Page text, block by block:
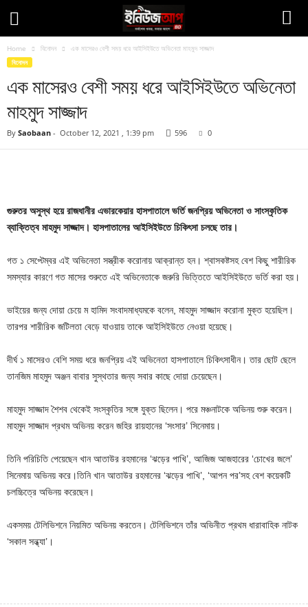
Home বিনোদন এক মাসেরও বেশী সময় ধরে আইসিইউতে অভিনেতা মাহমুদ সাজ্জাদ
বিনোদন
এক মাসেরও বেশী সময় ধরে আইসিইউতে অভিনেতা
মাহমুদ সাজ্জাদ
By Saobaan - October 12, 2021 , 1:39 pm 596 0
গুরুতর অসুস্থ হয়ে রাজধানীর এভারকেয়ার হাসপাতালে ভর্তি জনপ্রিয় অভিনেতা ও সাংস্কৃতিক
ব্যাক্তিত্ব মাহমুদ সাজ্জাদ। হাসপাতালের আইসিইউতে চিকিৎসা চলছে তার।
গত ১ সেপ্টেম্বর এই অভিনেতা সস্ত্রীক করোনায় আক্রান্ত হন। শ্বাসকষ্টসহ বেশ কিছু শারীরিক
সমস্যার কারণে গত মাসের শুরুতে এই অভিনেতাকে জরুরি ভিত্তিতে আইসিইউতে ভর্তি করা হয়।
ভাইয়ের জন্য দোয়া চেয়ে ম হামিদ সংবাদমাধ্যমকে বলেন, মাহমুদ সাজ্জাদ করোনা মুক্ত হয়েছিল।
তারপর শারীরিক জটিলতা বেড়ে যাওয়ায় তাকে আইসিইউতে নেওয়া হয়েছে।
দীর্ঘ ১ মাসেরও বেশি সময় ধরে জনপ্রিয় এই অভিনেতা হাসপাতালে চিকিৎসাধীন। তার ছোট ছেলে
তানজিম মাহমুদ অঞ্জন বাবার সুস্থতার জন্য সবার কাছে দোয়া চেয়েছেন।
মাহমুদ সাজ্জাদ শৈশব থেকেই সংস্কৃতির সঙ্গে যুক্ত ছিলেন। পরে মঞ্চনাটকে অভিনয় শুরু করেন।
মাহমুদ সাজ্জাদ প্রথম অভিনয় করেন জহির রায়হানের ‘সংসার’ সিনেমায়।
তিনি পরিচিতি পেয়েছেন খান আতাউর রহমানের ‘ঝড়ের পাখি’, আজিজ আজহারের ‘চোখের জলে’
সিনেমায় অভিনয় করে।তিনি খান আতাউর রহমানের ‘ঝড়ের পাখি’, ‘আপন পর’সহ বেশ কয়েকটি
চলচ্চিত্রে অভিনয় করেছেন।
একসময় টেলিভিশনে নিয়মিত অভিনয় করতেন। টেলিভিশনে তাঁর অভিনীত প্রথম ধারাবাহিক নাটক
‘সকাল সন্ধ্যা’।